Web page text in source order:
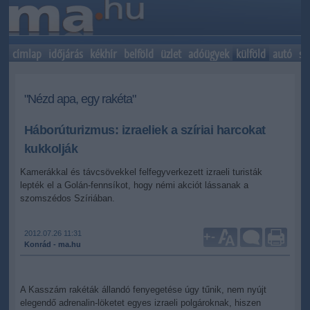
címlap időjárás kékhír belföld üzlet adóügyek külföld autó
"Nézd apa, egy rakéta"
Háborúturizmus: izraeliek a szíriai harcokat
kukkolják
Kamerákkal és távcsövekkel felfegyverkezett izraeli turisták
lepték el a Golán-fennsíkot, hogy némi akciót lássanak a
szomszédos Szíriában.
2012.07.26 11:31
Konrád - ma.hu
+-
A Kasszám rakéták állandó fenyegetése úgy tűnik, nem nyújt
elegendő adrenalin-löketet egyes izraeli polgároknak, hiszen